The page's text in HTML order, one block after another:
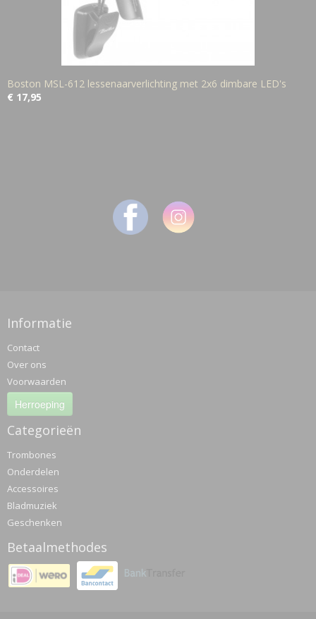
Boston MSL-612 lessenaarverlichting met 2x6 dimbare LED's
€ 17,95
Informatie
Contact
Over ons
Voorwaarden
Herroeping
Categorieën
Trombones
Onderdelen
Accessoires
Bladmuziek
Geschenken
Betaalmethodes